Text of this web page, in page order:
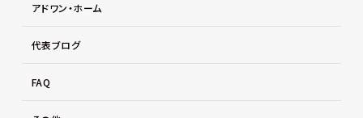
アドワン・ホーム
代表ブログ
FAQ